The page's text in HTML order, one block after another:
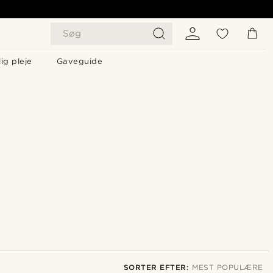
Søg
pleje Gaveguide
SORTER EFTER: MEST POPULÆRE